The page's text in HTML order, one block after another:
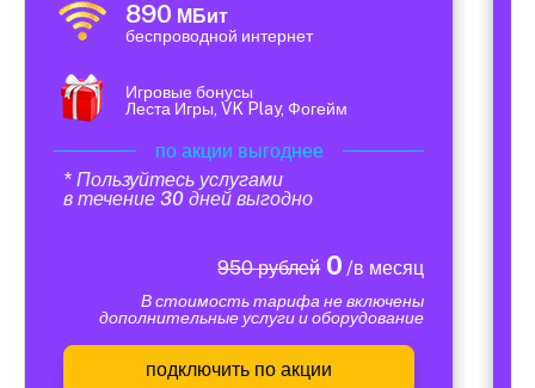
890 МБит
беспроводной интернет
Игровые бонусы
Леста Игры, VK Play, Фогейм
по акции выгоднее
* Пользуйтесь услугами
в течение 30 дней выгодно
950 рублей0 /в месяц
В стоимость тарифа не включены
дополнительные услуги и оборудование
подключить по акции